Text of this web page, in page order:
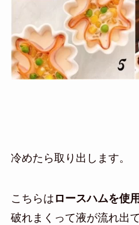
冷めたら取り出します。
こちらは ロースハムを使用
破れまくって液が流れ出